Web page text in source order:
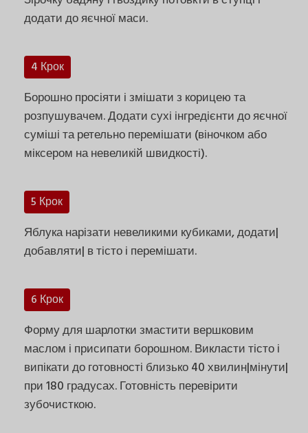
додати до яєчної маси.
4 Крок
Борошно просіяти і змішати з корицею та
розпушувачем. Додати сухі інгредієнти до яєчної
суміші та ретельно перемішати (віночком або
міксером на невеликій швидкості).
5 Крок
Яблука нарізати невеликими кубиками, додати|
добавляти| в тісто і перемішати.
6 Крок
Форму для шарлотки змастити вершковим
маслом і присипати борошном. Викласти тісто і
випікати до готовності близько 40 хвилин|мінути|
при 180 градусах. Готовність перевірити
зубочисткою.